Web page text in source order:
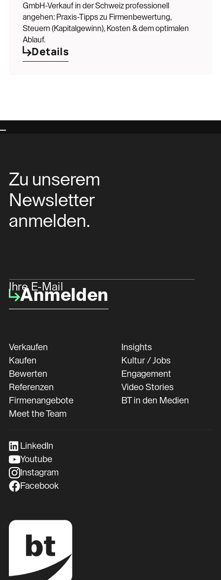
GmbH-Verkauf in der Schweiz professionell
angehen: Praxis-Tipps zu Firmenbewertung,
Steuern (Kapitalgewinn), Kosten & dem optimalen
Ablauf.
Details
Zu unserem
Newsletter
anmelden.
Ihre E-Mail
Anmelden
Verkaufen
Kaufen
Bewerten
Referenzen
Firmenangebote
Meet the Team
Insights
Kultur / Jobs
Engagement
Video Stories
BT in den Medien
LinkedIn
Youtube
Instagram
Facebook